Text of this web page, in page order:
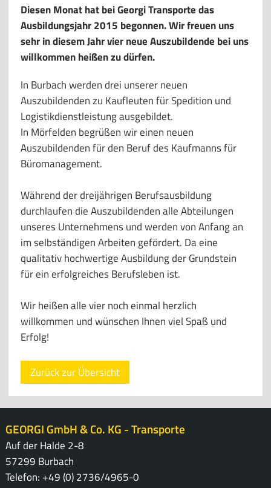
Diesen Monat hat bei Georgi Transporte das
Ausbildungsjahr 2015 begonnen. Wir freuen uns
sehr in diesem Jahr vier neue Auszubildende bei uns
willkommen heißen zu dürfen.
In Burbach werden drei unserer neuen
Auszubildenden zu Kaufleuten für Spedition und
Logistikdienstleistung ausgebildet.
In Mörfelden begrüßen wir einen neuen
Auszubildenden für den Beruf des Kaufmanns für
Büromanagement.
Während der dreijährigen Berufsausbildung
durchlaufen die Auszubildenden alle Abteilungen
unseres Unternehmens und werden von Anfang an
im selbständigen Arbeiten gefördert. Da eine
qualitativ hochwertige Ausbildung der Grundstein
für ein erfolgreiches Berufsleben ist.
Wir heißen alle vier noch einmal herzlich
willkommen und wünschen Ihnen viel Spaß und
Erfolg!
Zurück zur Übersicht
GEORGI GmbH & Co. KG - Transporte
Auf der Halde 2-8
57299 Burbach
Telefon: +49 (0) 2736/4965-0